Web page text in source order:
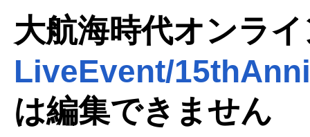
大航海時代オンラ
LiveEvent/
は編集できません